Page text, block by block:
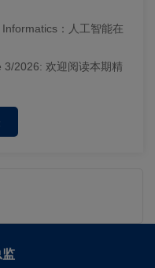
：人工智能在
2026: 欢迎阅读本期精
监